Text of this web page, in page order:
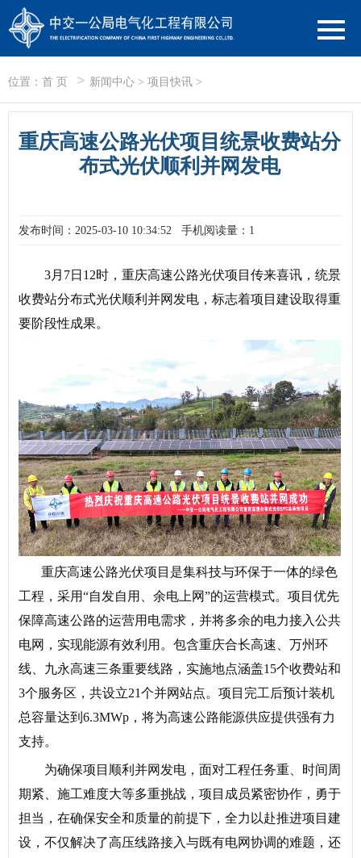
位置： 首 页 > 新闻中心 > 项目快讯 >
重庆高速公路光伏项目统景收费站分
布式光伏顺利并网发电
发布时间：2025-03-10 10:34:52 手机阅读量：1
3月7日12时，重庆高速公路光伏项目传来喜讯，统景
收费站分布式光伏顺利并网发电，标志着项目建设取得重
要阶段性成果。
重庆高速公路光伏项目是集科技与环保于一体的绿色
工程，采用“自发自用、余电上网”的运营模式。项目优先
保障高速公路的运营用电需求，并将多余的电力接入公共
电网，实现能源有效利用。包含重庆合长高速、万州环
线、九永高速三条重要线路，实施地点涵盖15个收费站和
3个服务区，共设立21个并网站点。项目完工后预计装机
总容量达到6.3MWp，将为高速公路能源供应提供强有力
支持。
为确保项目顺利并网发电，面对工程任务重、时间周
期紧、施工难度大等多重挑战，项目成员紧密协作，勇于
担当，在确保安全和质量的前提下，全力以赴推进项目建
设，不仅解决了高压线路接入与既有电网协调的难题，还